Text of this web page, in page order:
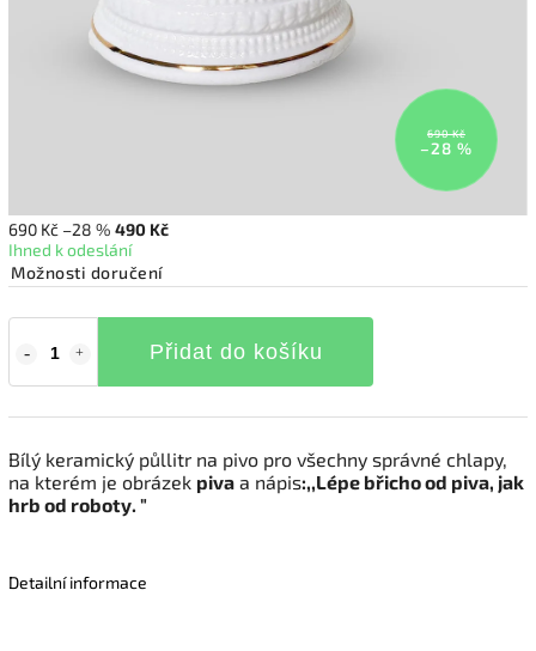
690 Kč
–28 %
690 Kč –28 % 490 Kč
Ihned k odeslání
Možnosti doručení
Přidat do košíku
Bílý keramický půllitr na pivo pro všechny správné chlapy,
na kterém je obrázek piva a nápis:,,Lépe břicho od piva, jak
hrb od roboty. "
Detailní informace